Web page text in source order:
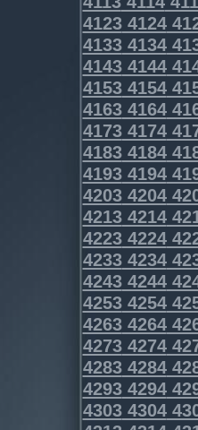
41234124
41334134
41434144
41534154
41634164
41734174
41834184
41934194
42034204
42134214
42234224
42334234
42434244
42534254
42634264
42734274
42834284
42934294
43034304